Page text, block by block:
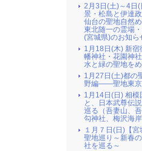
2月3日(土)～4日(
景・松島と伊達
仙台の聖地自然
東北随一の霊場
(宮城県)のお知ら
1月18日(木) 新宿
幡神社・花園神
水と緑の聖地を
1月27日(土)都の
野編――聖地東京
1月14日(日) 相模
と、日本武尊伝
巡る（吾妻山、
勾神社、梅沢海岸
１月７日(日)【
聖地巡り～新春
社を巡る～